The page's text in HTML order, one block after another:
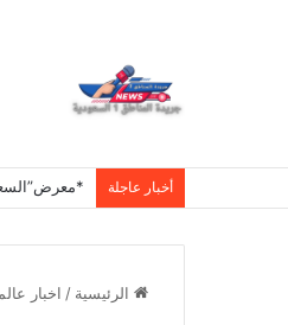
أخبار عاجلة
الرئيسية / اخبار